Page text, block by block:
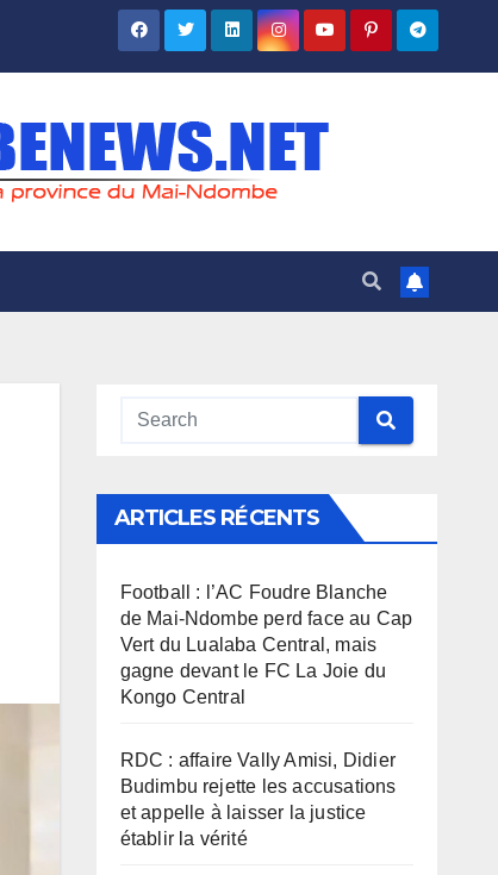
ARTICLES RÉCENTS
Football : l’AC Foudre Blanche
de Mai-Ndombe perd face au Cap
Vert du Lualaba Central, mais
gagne devant le FC La Joie du
Kongo Central
RDC : affaire Vally Amisi, Didier
Budimbu rejette les accusations
et appelle à laisser la justice
établir la vérité